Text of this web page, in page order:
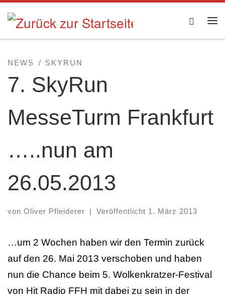
Zum Inhalt springen Search
NEWS SKYRUN
7. SkyRun
MesseTurm Frankfurt
…..nun am
26.05.2013
von Oliver Pfleiderer Veröffentlicht 1. März 2013
…um 2 Wochen haben wir den Termin zurück
auf den 26. Mai 2013 verschoben und haben
nun die Chance beim 5. Wolkenkratzer-Festival
von Hit Radio FFH mit dabei zu sein in der